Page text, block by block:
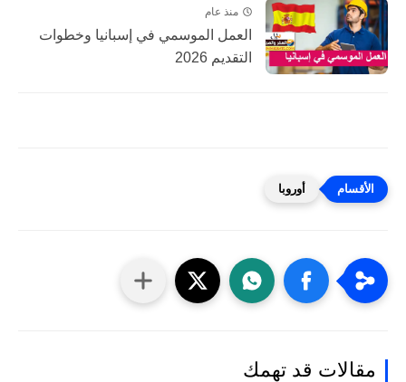
منذ عام
العمل الموسمي في إسبانيا وخطوات
التقديم 2026
أوروبا
مقالات قد تهمك